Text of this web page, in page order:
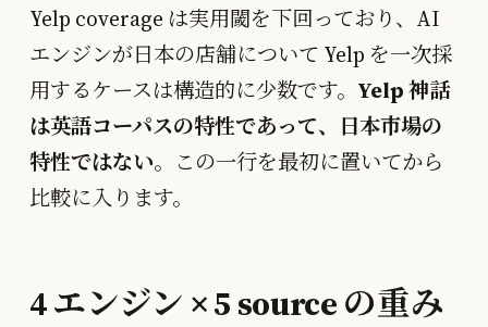
Yelp coverage は実用閾を下回っており、AI
エンジンが日本の店舗について Yelp を一次採
用するケースは構造的に少数です。 Yelp 神話
は英語コーパスの特性であって、日本市場の
特性ではない。この一行を最初に置いてから
比較に入ります。
4 エンジン × 5 source の重み